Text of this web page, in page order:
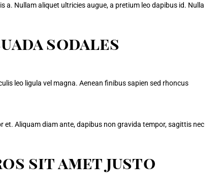
Nullam aliquet ultricies augue, a pretium leo dapibus id. Nulla
sodales
leo ligula vel magna. Aenean finibus sapien sed rhoncus
et. Aliquam diam ante, dapibus non gravida tempor, sagittis nec
sit amet justo